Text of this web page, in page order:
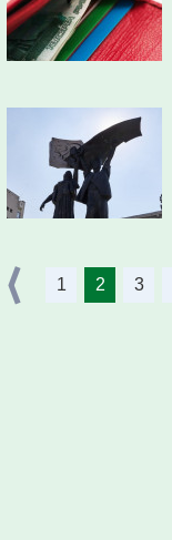
1 2 3